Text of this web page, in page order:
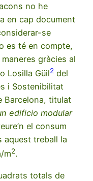
no he
en cap document
se
es té en compte,
gràcies al
Losilla Güil2 del
i Sostenibilitat
Barcelona, titulat
edificio modular
el consum
aquest treball la
m2.
totals de